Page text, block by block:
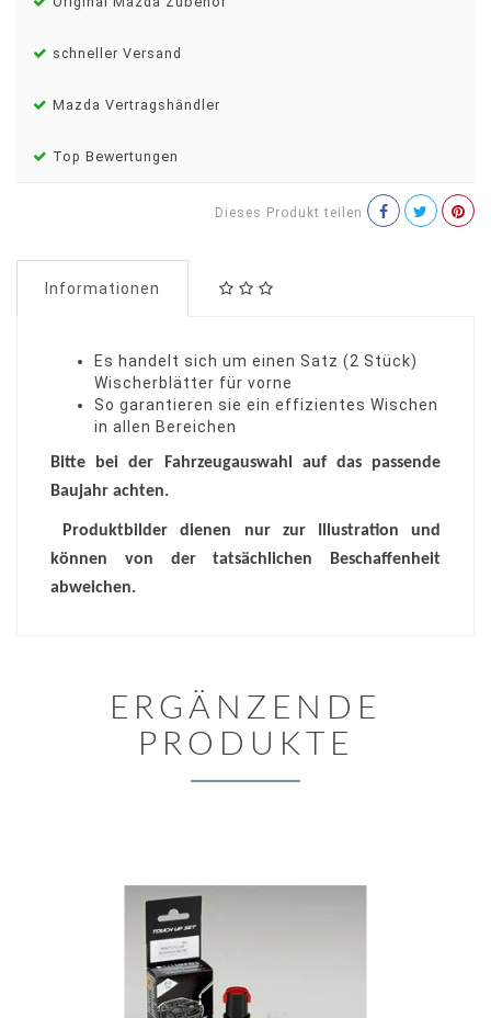
schneller Versand
Mazda Vertragshändler
Top Bewertungen
Dieses Produkt teilen
Informationen
Es handelt sich um einen Satz (2 Stück)
Wischerblätter für vorne
So garantieren sie ein effizientes Wischen
in allen Bereichen
Bitte bei der Fahrzeugauswahl auf das passende
Baujahr achten.
Produktbilder dienen nur zur Illustration und
können von der tatsächlichen Beschaffenheit
abweichen.
ERGÄNZENDE
PRODUKTE